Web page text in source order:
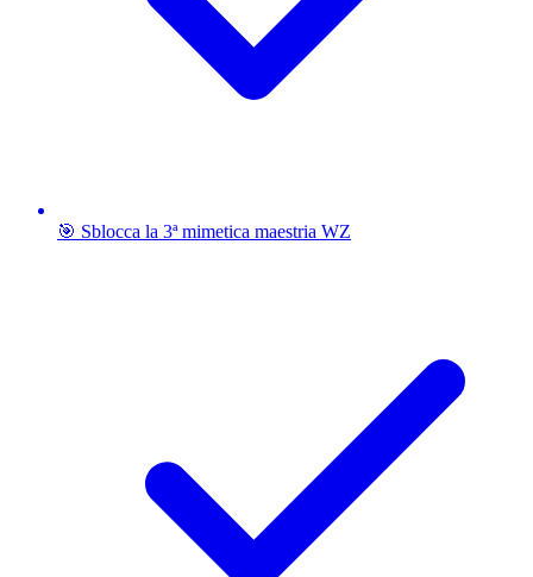
🎯 Sblocca la 3ª mimetica maestria WZ